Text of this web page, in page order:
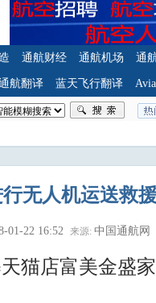
通航财经 通航机场 通
航翻译 蓝天飞行翻译
行无人机运送救
01-22 16:52 来源: 中国通航网
天猫店富美金盛